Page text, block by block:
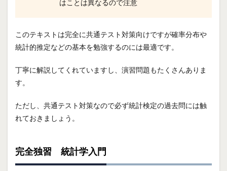
はことは異なるので注意
このテキストは完全に共通テスト対策向けですが確率分布や
統計的推定などの基本を勉強するのには最適です。
丁寧に解説してくれていますし、演習問題もたくさんありま
す。
ただし、共通テスト対策なので必ず統計検定の過去問には触
れておきましょう。
完全独習 統計学入門